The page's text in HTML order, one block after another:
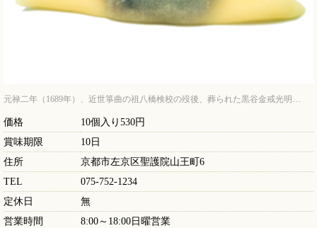
元禄二年（1689年）、近世箏曲の祖八橋検校の歿後、葬られた黒谷金戒光明…
価格
10個入り530円
賞味期限
10日
住所
京都市左京区聖護院山王町6
TEL
075-752-1234
定休日
無
営業時間
8:00～18:00日曜営業